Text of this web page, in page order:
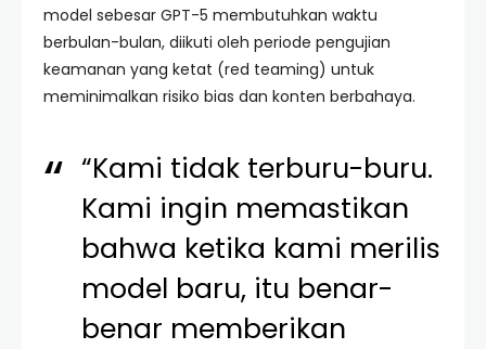
model sebesar GPT-5 membutuhkan waktu
berbulan-bulan, diikuti oleh periode pengujian
keamanan yang ketat (red teaming) untuk
meminimalkan risiko bias dan konten berbahaya.
“Kami tidak terburu-buru.
Kami ingin memastikan
bahwa ketika kami merilis
model baru, itu benar-
benar memberikan